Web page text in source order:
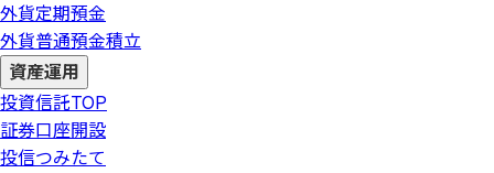
外貨定期預金
外貨普通預金積立
資産運用
投資信託TOP
証券口座開設
投信つみたて